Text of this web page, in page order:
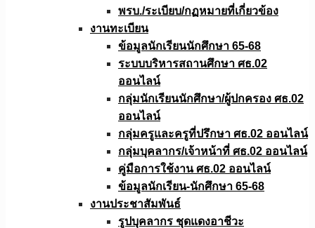
พรบ./ระเบียบ/กฏหมายที่เกี่ยวข้อง
งานทะเบียน
ข้อมูลนักเรียนนักศึกษา 65-68
ระบบบริหารสถานศึกษา ศธ.02
ออนไลน์
กลุ่มนักเรียนนักศึกษา/ผู้ปกครอง ศธ.02
ออนไลน์
กลุ่มครูและครูที่ปรึกษา ศธ.02 ออนไลน์
กลุ่มบุคลากร/เจ้าหน้าที่ ศธ.02 ออนไลน์
คู่มือการใช้งาน ศธ.02 ออนไลน์
ข้อมูลนักเรียน-นักศึกษา 65-68
งานประชาสัมพันธ์
รูปบุคลากร ชุดแดงอาชีวะ